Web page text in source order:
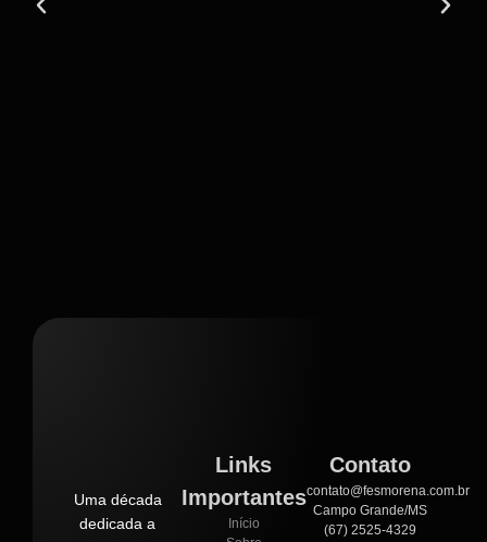
Uma década
dedicada a
Links
Importantes
Início
Contato
contato@fesmorena.com.br
Campo Grande/MS
(67) 2525-4329